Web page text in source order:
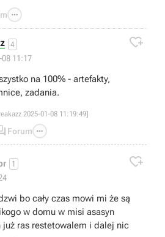

4
08 11:17

na 100% - artefakty,
zadania.
2025-01-08 11:19:49]
Forum 
1 
bo cały czas mowi mi że są
w domu w misi asasyn
już ras restetowalem i dalej nic